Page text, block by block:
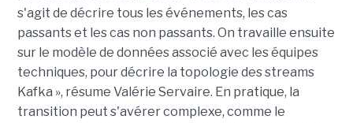
s'agit de décrire tous les événements, les cas
passants et les cas non passants. On travaille ensuite
sur le modèle de données associé avec les équipes
techniques, pour décrire la topologie des streams
Kafka », résume Valérie Servaire. En pratique, la
transition peut s'avérer complexe, comme le